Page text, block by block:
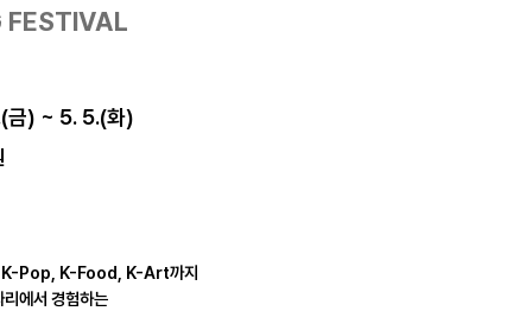
FESTIVAL
) ~ 5. 5.(화)
Pop, K-Food, K-Art까지
에서 경험하는